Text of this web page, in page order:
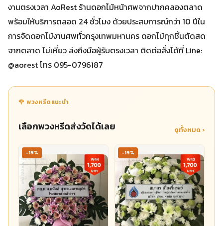
งานตรงเวลา AoRest ร้านดอกไม้หน้าศพจากปากคลองตลาด
พร้อมให้บริการตลอด 24 ชั่วโมง ด้วยประสบการณ์กว่า 10 ปีใน
การจัดดอกไม้งานศพทั่วกรุงเทพมหานคร ดอกไม้ทุกชิ้นตัดสด
จากตลาด ไม่เหี่ยว ส่งถึงมือผู้รับตรงเวลา ติดต่อสั่งได้ที่ Line:
@aorest โทร 095-0796187
🌹 พวงหรีดแนะนำ
เลือกพวงหรีดส่งวัดได้เลย ดูทั้งหมด ›
-19% -19%